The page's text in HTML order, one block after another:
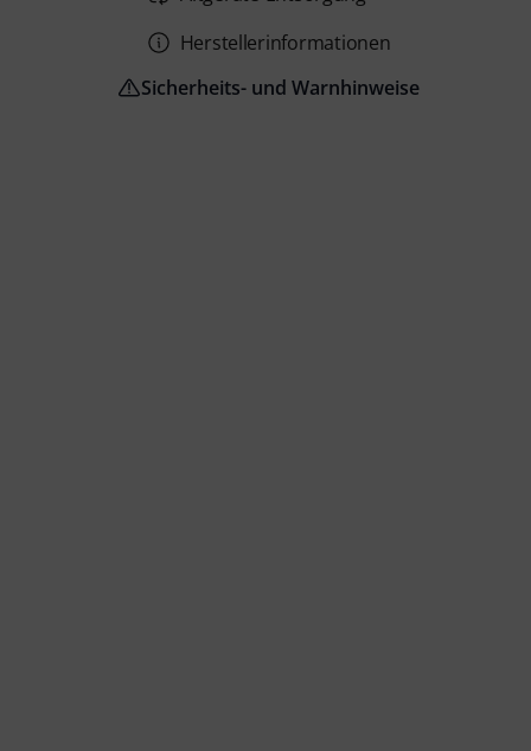
Herstellerinformationen
Sicherheits- und Warnhinweise